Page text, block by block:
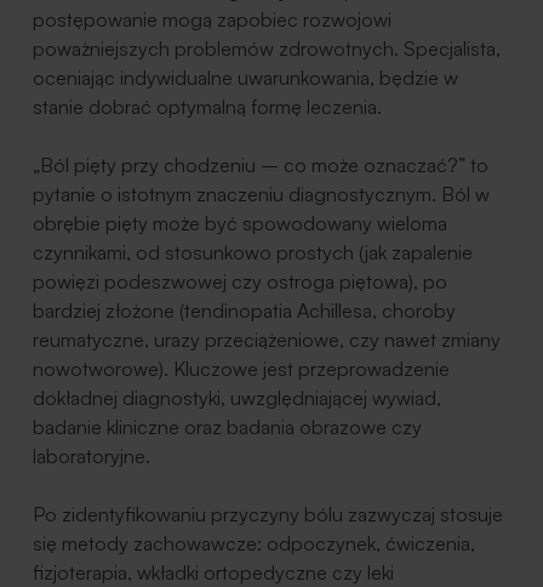
postępowanie mogą zapobiec rozwojowi
poważniejszych problemów zdrowotnych. Specjalista,
oceniając indywidualne uwarunkowania, będzie w
stanie dobrać optymalną formę leczenia.
„Ból pięty przy chodzeniu – co może oznaczać?” to
pytanie o istotnym znaczeniu diagnostycznym. Ból w
obrębie pięty może być spowodowany wieloma
czynnikami, od stosunkowo prostych (jak zapalenie
powięzi podeszwowej czy ostroga piętowa), po
bardziej złożone (tendinopatia Achillesa, choroby
reumatyczne, urazy przeciążeniowe, czy nawet zmiany
nowotworowe). Kluczowe jest przeprowadzenie
dokładnej diagnostyki, uwzględniającej wywiad,
badanie kliniczne oraz badania obrazowe czy
laboratoryjne.
Po zidentyfikowaniu przyczyny bólu zazwyczaj stosuje
się metody zachowawcze: odpoczynek, ćwiczenia,
fizjoterapia, wkładki ortopedyczne czy leki